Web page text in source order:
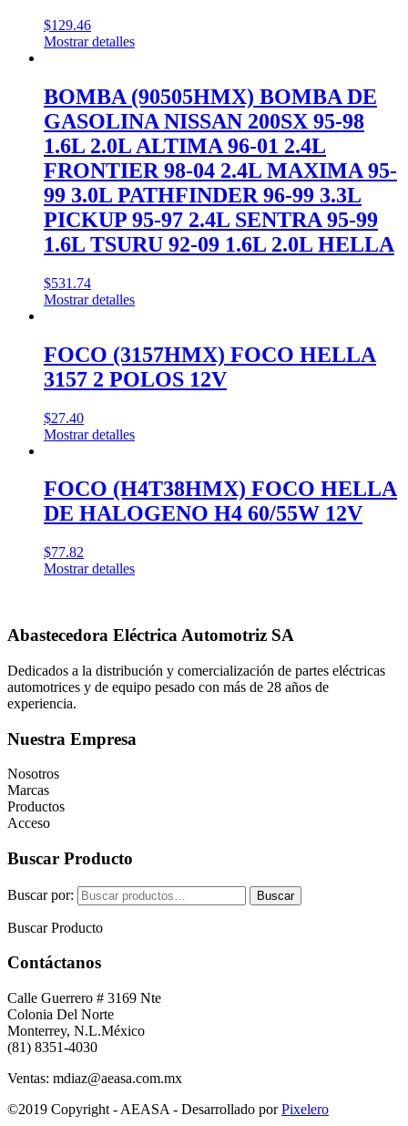
$129.46
Mostrar detalles
BOMBA (90505HMX) BOMBA DE
GASOLINA NISSAN 200SX 95-98
1.6L 2.0L ALTIMA 96-01 2.4L
FRONTIER 98-04 2.4L MAXIMA 95-
99 3.0L PATHFINDER 96-99 3.3L
PICKUP 95-97 2.4L SENTRA 95-99
1.6L TSURU 92-09 1.6L 2.0L HELLA
$531.74
Mostrar detalles
FOCO (3157HMX) FOCO HELLA
3157 2 POLOS 12V
$27.40
Mostrar detalles
FOCO (H4T38HMX) FOCO HELLA
DE HALOGENO H4 60/55W 12V
$77.82
Mostrar detalles
Abastecedora Eléctrica Automotriz SA
Dedicados a la distribución y comercialización de partes eléctricas
automotrices y de equipo pesado con más de 28 años de
experiencia.
Nuestra Empresa
Nosotros
Marcas
Productos
Acceso
Buscar Producto
Buscar por: Buscar
Buscar Producto
Contáctanos
Calle Guerrero # 3169 Nte
Colonia Del Norte
Monterrey, N.L.México
(81) 8351-4030
Ventas: mdiaz@aeasa.com.mx
©2019 Copyright - AEASA - Desarrollado porPixelero